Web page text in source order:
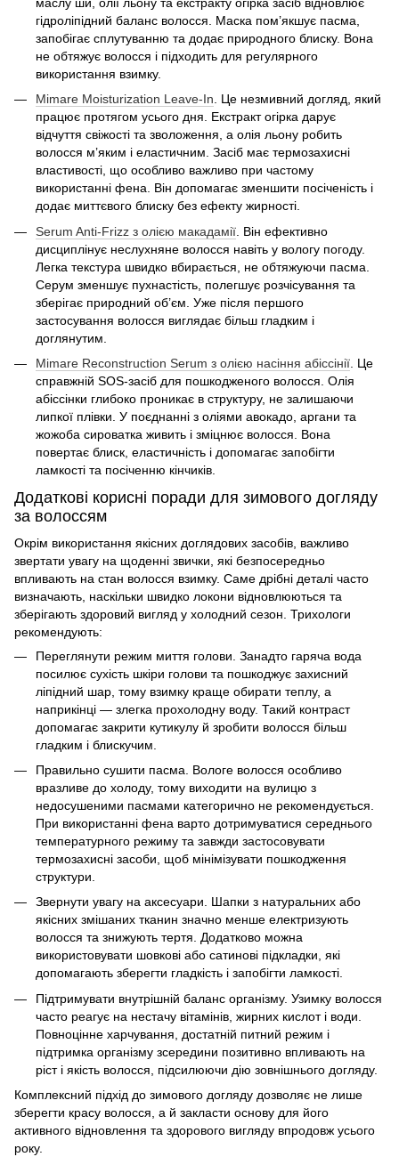
гідроліпідний баланс волосся. Маска пом’якшує пасма,
запобігає сплутуванню та додає природного блиску. Вона
не обтяжує волосся і підходить для регулярного
використання взимку.
Mimare Moisturization Leave-In. Це незмивний догляд, який
працює протягом усього дня. Екстракт огірка дарує
відчуття свіжості та зволоження, а олія льону робить
волосся м’яким і еластичним. Засіб має термозахисні
властивості, що особливо важливо при частому
використанні фена. Він допомагає зменшити посіченість і
додає миттєвого блиску без ефекту жирності.
Serum Anti-Frizz з олією макадамії . Він ефективно
дисциплінує неслухняне волосся навіть у вологу погоду.
Легка текстура швидко вбирається, не обтяжуючи пасма.
Серум зменшує пухнастість, полегшує розчісування та
зберігає природний об’єм. Уже після першого
застосування волосся виглядає більш гладким і
доглянутим.
Mimare Reconstruction Serum з олією насіння абіссінії . Це
справжній SOS-засіб для пошкодженого волосся. Олія
абіссінки глибоко проникає в структуру, не залишаючи
липкої плівки. У поєднанні з оліями авокадо, аргани та
жожоба сироватка живить і зміцнює волосся. Вона
повертає блиск, еластичність і допомагає запобігти
ламкості та посіченню кінчиків.
Додаткові корисні поради для зимового догляду
за волоссям
Окрім використання якісних доглядових засобів, важливо
звертати увагу на щоденні звички, які безпосередньо
впливають на стан волосся взимку. Саме дрібні деталі часто
визначають, наскільки швидко локони відновлюються та
зберігають здоровий вигляд у холодний сезон. Трихологи
рекомендують:
Переглянути режим миття голови. Занадто гаряча вода
посилює сухість шкіри голови та пошкоджує захисний
ліпідний шар, тому взимку краще обирати теплу, а
наприкінці — злегка прохолодну воду. Такий контраст
допомагає закрити кутикулу й зробити волосся більш
гладким і блискучим.
Правильно сушити пасма. Вологе волосся особливо
вразливе до холоду, тому виходити на вулицю з
недосушеними пасмами категорично не рекомендується.
При використанні фена варто дотримуватися середнього
температурного режиму та завжди застосовувати
термозахисні засоби, щоб мінімізувати пошкодження
структури.
Звернути увагу на аксесуари. Шапки з натуральних або
якісних змішаних тканин значно менше електризують
волосся та знижують тертя. Додатково можна
використовувати шовкові або сатинові підкладки, які
допомагають зберегти гладкість і запобігти ламкості.
Підтримувати внутрішній баланс організму. Узимку волосся
часто реагує на нестачу вітамінів, жирних кислот і води.
Повноцінне харчування, достатній питний режим і
підтримка організму зсередини позитивно впливають на
ріст і якість волосся, підсилюючи дію зовнішнього догляду.
Комплексний підхід до зимового догляду дозволяє не лише
зберегти красу волосся, а й закласти основу для його
активного відновлення та здорового вигляду впродовж усього
року.